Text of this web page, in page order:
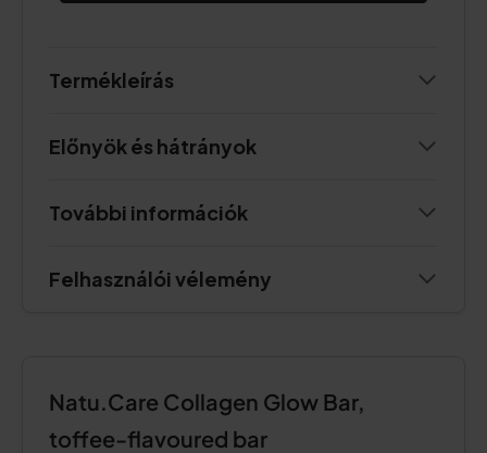
Termékleírás
Előnyök és hátrányok
További információk
Felhasználói vélemény
Natu.Care Collagen Glow Bar,
toffee-flavoured bar